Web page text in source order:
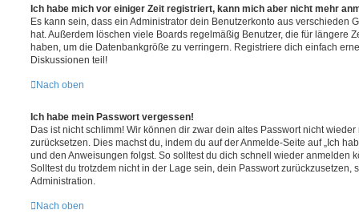
Ich habe mich vor einiger Zeit registriert, kann mich aber nicht mehr
Es kann sein, dass ein Administrator dein Benutzerkonto aus verschieden
hat. Außerdem löschen viele Boards regelmäßig Benutzer, die für längere
haben, um die Datenbankgröße zu verringern. Registriere dich einfach
Diskussionen teil!
Nach oben
Ich habe mein Passwort vergessen!
Das ist nicht schlimm! Wir können dir zwar dein altes Passwort nicht
zurücksetzen. Dies machst du, indem du auf der Anmelde-Seite auf „Ich
und den Anweisungen folgst. So solltest du dich schnell wieder anmelden
Solltest du trotzdem nicht in der Lage sein, dein Passwort zurückzusetzen,
Administration.
Nach oben